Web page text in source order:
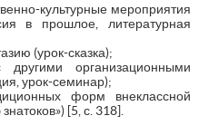
культурные мероприятия
в прошлое, литературная
(урок-сказка);
организационными
урок-семинар);
форм внеклассной
[5, с. 318].